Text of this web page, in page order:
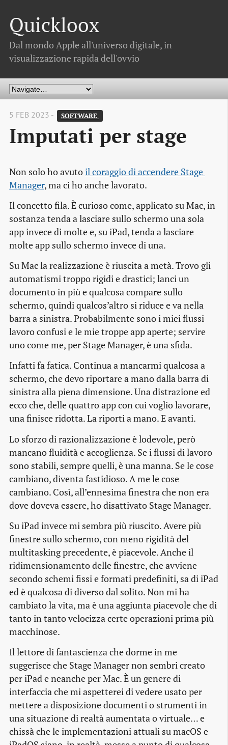
Quickloox
Dal mondo Apple all'universo digitale, in
visualizzazione rapida dell'ovvio
5 FEB 2023 - SOFTWARE
Imputati per stage
Non solo ho avutoil coraggio di accendere Stage
Manager, ma ci ho anche lavorato.
Il concetto fila. È curioso come, applicato su Mac, in
sostanza tenda a lasciare sullo schermo una sola
app invece di molte e, su iPad, tenda a lasciare
molte app sullo schermo invece di una.
Su Mac la realizzazione è riuscita a metà. Trovo gli
automatismi troppo rigidi e drastici; lanci un
documento in più e qualcosa compare sullo
schermo, quindi qualcos’altro si riduce e va nella
barra a sinistra. Probabilmente sono i miei flussi
lavoro confusi e le mie troppe app aperte; servire
uno come me, per Stage Manager, è una sfida.
Infatti fa fatica. Continua a mancarmi qualcosa a
schermo, che devo riportare a mano dalla barra di
sinistra alla piena dimensione. Una distrazione ed
ecco che, delle quattro app con cui voglio lavorare,
una finisce ridotta. La riporti a mano. E avanti.
Lo sforzo di razionalizzazione è lodevole, però
mancano fluidità e accoglienza. Se i flussi di lavoro
sono stabili, sempre quelli, è una manna. Se le cose
cambiano, diventa fastidioso. A me le cose
cambiano. Così, all’ennesima finestra che non era
dove doveva essere, ho disattivato Stage Manager.
Su iPad invece mi sembra più riuscito. Avere più
finestre sullo schermo, con meno rigidità del
multitasking precedente, è piacevole. Anche il
ridimensionamento delle finestre, che avviene
secondo schemi fissi e formati predefiniti, sa di iPad
ed è qualcosa di diverso dal solito. Non mi ha
cambiato la vita, ma è una aggiunta piacevole che di
tanto in tanto velocizza certe operazioni prima più
macchinose.
Il lettore di fantascienza che dorme in me
suggerisce che Stage Manager non sembri creato
per iPad e neanche per Mac. È un genere di
interfaccia che mi aspetterei di vedere usato per
mettere a disposizione documenti o strumenti in
una situazione di realtà aumentata o virtuale… e
chissà che le implementazioni attuali su macOS e